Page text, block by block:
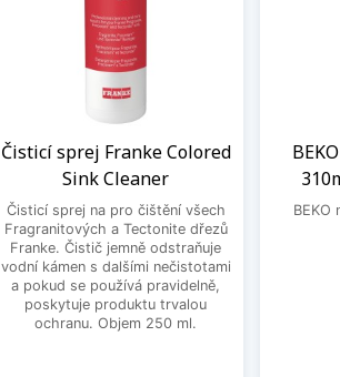
Čisticí sprej Franke Colored
Sink Cleaner
Čisticí sprej na pro čištění všech
Fragranitových a Tectonite dřezů
Franke. Čistič jemně odstraňuje
vodní kámen s dalšími nečistotami
a pokud se používá pravidelně,
poskytuje produktu trvalou
ochranu. Objem 250 ml.
BEKO